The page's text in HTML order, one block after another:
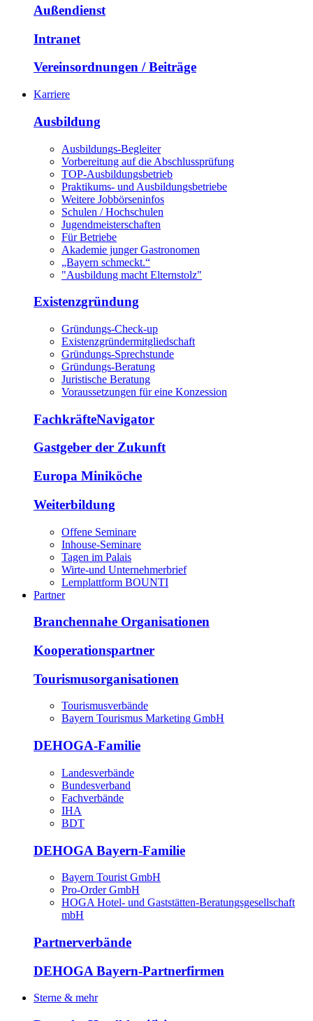
Außendienst
Intranet
Vereinsordnungen / Beiträge
Karriere
Ausbildung
Ausbildungs-Begleiter
Vorbereitung auf die Abschlussprüfung
TOP-Ausbildungsbetrieb
Praktikums- und Ausbildungsbetriebe
Weitere Jobbörseninfos
Schulen / Hochschulen
Jugendmeisterschaften
Für Betriebe
Akademie junger Gastronomen
„Bayern schmeckt.“
"Ausbildung macht Elternstolz"
Existenzgründung
Gründungs-Check-up
Existenzgründermitgliedschaft
Gründungs-Sprechstunde
Gründungs-Beratung
Juristische Beratung
Voraussetzungen für eine Konzession
FachkräfteNavigator
Gastgeber der Zukunft
Europa Miniköche
Weiterbildung
Offene Seminare
Inhouse-Seminare
Tagen im Palais
Wirte-und Unternehmerbrief
Lernplattform BOUNTI
Partner
Branchennahe Organisationen
Kooperationspartner
Tourismusorganisationen
Tourismusverbände
Bayern Tourismus Marketing GmbH
DEHOGA-Familie
Landesverbände
Bundesverband
Fachverbände
IHA
BDT
DEHOGA Bayern-Familie
Bayern Tourist GmbH
Pro-Order GmbH
HOGA Hotel- und Gaststätten-Beratungsgesellschaft
mbH
Partnerverbände
DEHOGA Bayern-Partnerfirmen
Sterne & mehr